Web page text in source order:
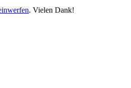
. Vielen Dank!